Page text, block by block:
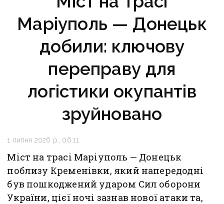
Маріуполь — Донецьк
добили: ключову
переправу для
логістики окупантів
зруйновано
1 липня 2026 р., 06:11
Міст на трасі Маріуполь — Донецьк
поблизу Кременівки, який напередодні
був пошкоджений ударом Сил оборони
України, цієї ночі зазнав нової атаки та,